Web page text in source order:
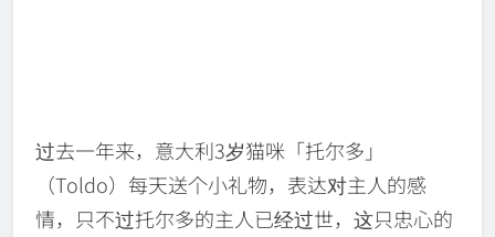
过去一年来，意大利3岁猫咪「托尔多」
（Toldo）每天送个小礼物，表达对主人的感
情，只不过托尔多的主人已经过世，这只忠心的